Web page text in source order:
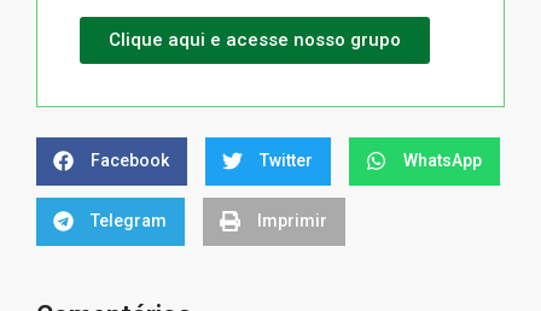
Clique aqui e acesse nosso grupo
Facebook Twitter WhatsApp
Telegram Imprimir